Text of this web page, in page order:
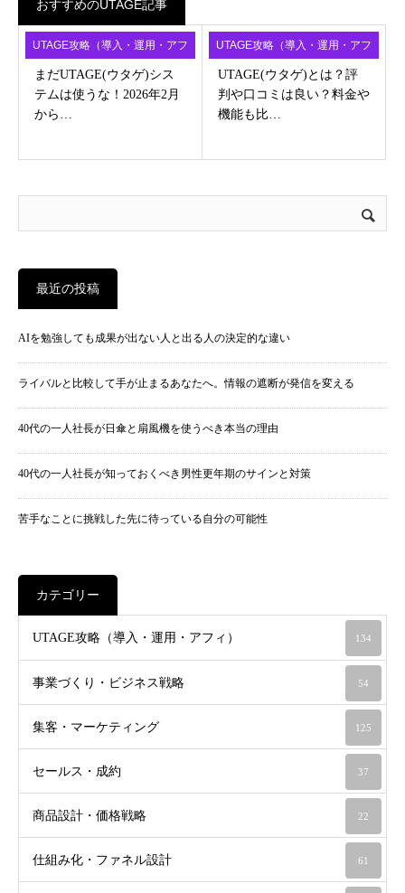
おすすめのUTAGE記事
UTAGE攻略（導入・運用・アフ
ィ）
まだUTAGE(ウタゲ)シス
テムは使うな！2026年2月
から…
UTAGE攻略（導入・運用・アフ
ィ）
UTAGE(ウタゲ)とは？評
判や口コミは良い？料金や
機能も比…
最近の投稿
AIを勉強しても成果が出ない人と出る人の決定的な違い
ライバルと比較して手が止まるあなたへ。情報の遮断が発信を変える
40代の一人社長が日傘と扇風機を使うべき本当の理由
40代の一人社長が知っておくべき男性更年期のサインと対策
苦手なことに挑戦した先に待っている自分の可能性
カテゴリー
UTAGE攻略（導入・運用・アフィ） 134
事業づくり・ビジネス戦略 54
集客・マーケティング 125
セールス・成約 37
商品設計・価格戦略 22
仕組み化・ファネル設計 61